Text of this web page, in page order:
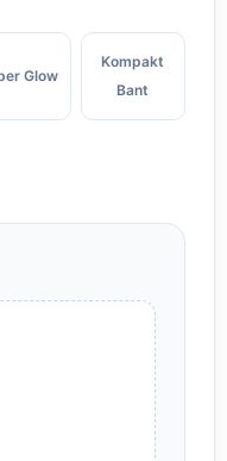
Glow
Kompakt
Bant